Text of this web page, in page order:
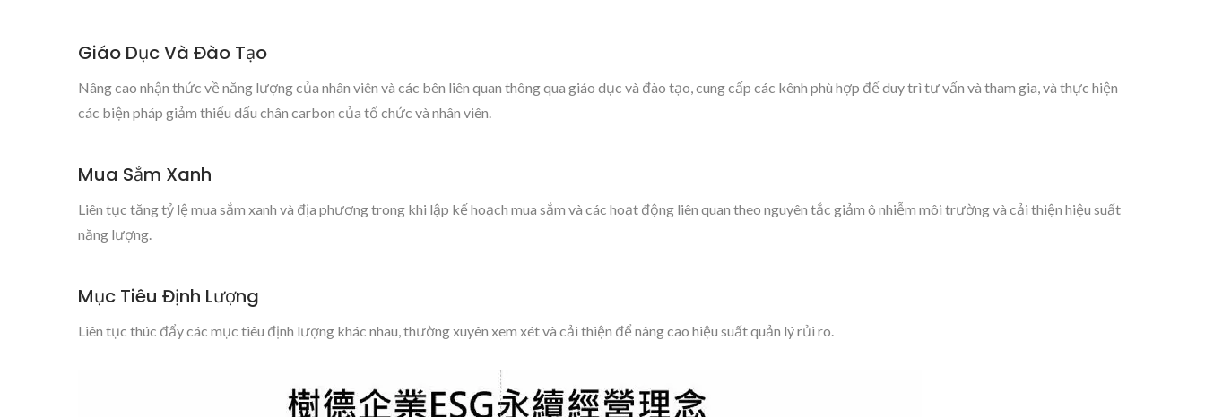
Giáo Dục Và Đào Tạo
Nâng cao nhận thức về năng lượng của nhân viên và các bên liên quan thông qua giáo dục và đào tạo, cung cấp các kênh phù hợp để duy trì tư vấn và tham gia, và thực hiện
các biện pháp giảm thiểu dấu chân carbon của tổ chức và nhân viên.
Mua Sắm Xanh
Liên tục tăng tỷ lệ mua sắm xanh và địa phương trong khi lập kế hoạch mua sắm và các hoạt động liên quan theo nguyên tắc giảm ô nhiễm môi trường và cải thiện hiệu suất
năng lượng.
Mục Tiêu Định Lượng
Liên tục thúc đẩy các mục tiêu định lượng khác nhau, thường xuyên xem xét và cải thiện để nâng cao hiệu suất quản lý rủi ro.